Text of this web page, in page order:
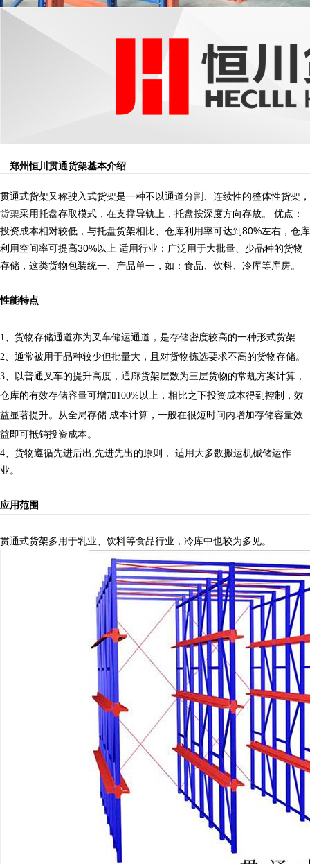
郑州恒川贯通货架基本介绍
贯通式货架又称驶入式货架是一种不以通道分割、连续性的整体性货架，
货架采用托盘存取模式，在支撑导轨上，托盘按深度方向存放。 优点：
投资成本相对较低，与托盘货架相比、仓库利用率可达到80%左右，仓库
利用空间率可提高30%以上 适用行业：广泛用于大批量、少品种的货物
存储，这类货物包装统一、产品单一，如：食品、饮料、冷库等库房。
性能特点
1、货物存储通道亦为叉车储运通道，是存储密度较高的一种形式货架
2、通常被用于品种较少但批量大，且对货物拣选要求不高的货物存储。
3、以普通叉车的提升高度，通廊货架层数为三层货物的常规方案计算，
仓库的有效存储容量可增加100%以上，相比之下投资成本得到控制，效
益显著提升。从全局存储 成本计算，一般在很短时间内增加存储容量效
益即可抵销投资成本。
4、货物遵循先进后出,先进先出的原则， 适用大多数搬运机械储运作
业。
应用范围
贯通式货架多用于乳业、饮料等食品行业，冷库中也较为多见。